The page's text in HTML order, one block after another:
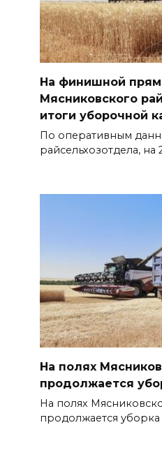
На финишной
Мясниковского
итоги уборочной
По оперативным
райсельхозотдела, на
На полях
продолжается
На полях
продолжается уборка